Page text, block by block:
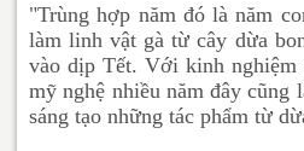
"Trùng hợp năm đó là năm
làm linh vật gà từ cây dừa
vào dịp Tết. Với kinh nghiệm
mỹ nghệ nhiều năm đây cũng
sáng tạo những tác phẩm từ